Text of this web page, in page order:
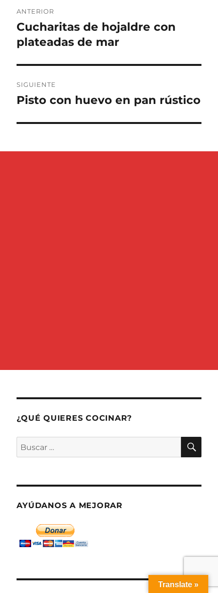
de
entradas
ANTERIOR
Entrada
anterior:
Cucharitas de hojaldre con
plateadas de mar
SIGUIENTE
Entrada
Pisto con huevo en pan rústico
¿QUÉ QUIERES COCINAR?
Buscar
por:
AYÚDANOS A MEJORAR
Translate »